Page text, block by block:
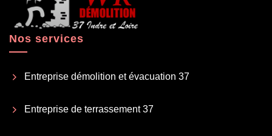
Nos services
Entreprise démolition et évacuation 37
Entreprise de terrassement 37